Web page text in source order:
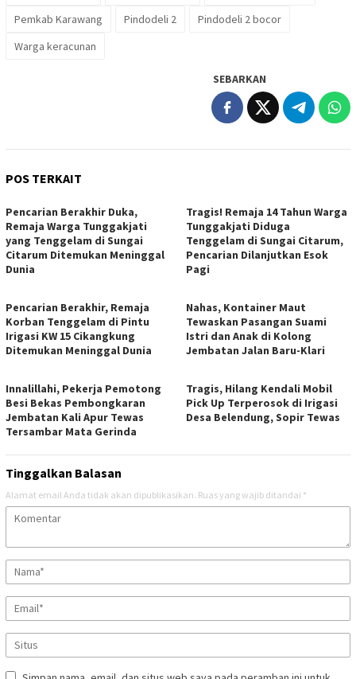
Pemkab Karawang
Pindodeli 2
Pindodeli 2 bocor
Warga keracunan
SEBARKAN
POS TERKAIT
Pencarian Berakhir Duka,
Remaja Warga Tunggakjati
yang Tenggelam di Sungai
Citarum Ditemukan Meninggal
Dunia
Tragis! Remaja 14 Tahun Warga
Tunggakjati Diduga
Tenggelam di Sungai Citarum,
Pencarian Dilanjutkan Esok
Pagi
Pencarian Berakhir, Remaja
Korban Tenggelam di Pintu
Irigasi KW 15 Cikangkung
Ditemukan Meninggal Dunia
Nahas, Kontainer Maut
Tewaskan Pasangan Suami
Istri dan Anak di Kolong
Jembatan Jalan Baru-Klari
Innalillahi, Pekerja Pemotong
Besi Bekas Pembongkaran
Jembatan Kali Apur Tewas
Tersambar Mata Gerinda
Tragis, Hilang Kendali Mobil
Pick Up Terperosok di Irigasi
Desa Belendung, Sopir Tewas
Tinggalkan Balasan
Alamat email Anda tidak akan dipublikasikan. Ruas yang wajib ditandai *